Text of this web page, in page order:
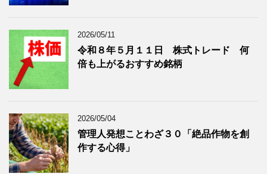
表
示
2026/05/11
令和８年５月１１日 株式トレード 何
倍も上がるおすすめ銘柄
2026/05/04
管理人発想ことわざ３０「絶品作物を創
作する心得」